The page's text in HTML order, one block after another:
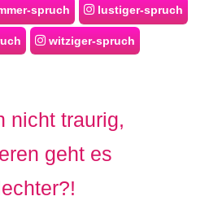
spruch lustiger-spruch
witziger-spruch
nicht traurig,
geht es